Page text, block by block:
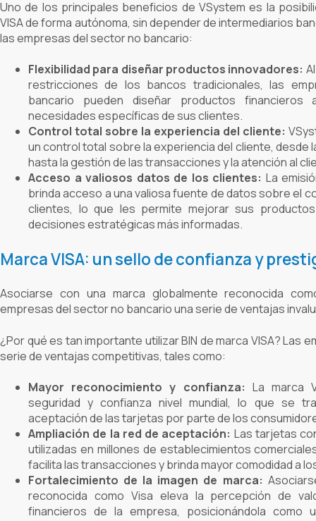
Uno de los principales beneficios de VSystem es la
VISA de forma autónoma, sin depender de intermediarios
las empresas del sector no bancario:
Flexibilidad para diseñar productos innovadores:
restricciones de los bancos tradicionales, las
bancario pueden diseñar productos
necesidades específicas de sus clientes.
Control total sobre la experiencia del cliente:
un control total sobre la experiencia del cliente, desde
hasta la gestión de las transacciones y la atención al
Acceso a valiosos datos de los clientes: La
brinda acceso a una valiosa fuente de datos sobre el
clientes, lo que les permite mejorar sus
decisiones estratégicas más informadas.
Marca VISA: un sello de confianza y
Asociarse con una marca globalmente reconocida
empresas del sector no bancario una serie de ventajas
¿Por qué es tan importante utilizar BIN de marca VISA? Las
serie de ventajas competitivas, tales como:
Mayor reconocimiento y confianza: La marca
seguridad y confianza nivel mundial, lo que se
aceptación de las tarjetas por parte de los
Ampliación de la red de aceptación: Las tarjetas
utilizadas en millones de establecimientos
facilita las transacciones y brinda mayor comodidad a
Fortalecimiento de la imagen de marca:
reconocida como Visa eleva la percepción de
financieros de la empresa, posicionándola como